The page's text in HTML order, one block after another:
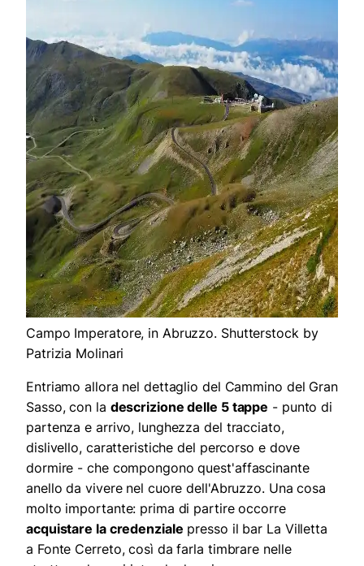
Campo Imperatore, in Abruzzo. Shutterstock by
Patrizia Molinari
Entriamo allora nel dettaglio del Cammino del Gran
Sasso, con la descrizione delle 5 tappe - punto di
partenza e arrivo, lunghezza del tracciato,
dislivello, caratteristiche del percorso e dove
dormire - che compongono quest'affascinante
anello da vivere nel cuore dell'Abruzzo. Una cosa
molto importante: prima di partire occorre
acquistare la credenziale presso il bar La Villetta
a Fonte Cerreto, così da farla timbrare nelle